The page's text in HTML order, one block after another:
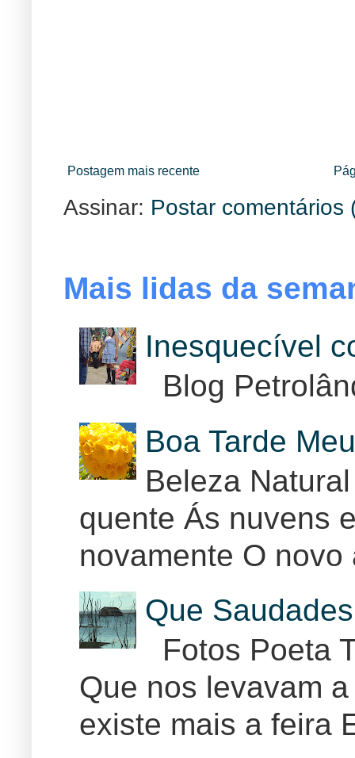
Postagem mais recente
Assinar: Postar comentários
Mais lidas da
Inesquecível
Blog
Boa Tarde
Beleza
quente Ás nuvens
novamente O
Que
Fotos Poeta
Que nos levavam
existe mais a feira